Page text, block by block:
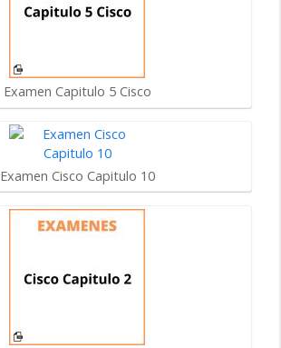
Examen Capitulo 5 Cisco
Examen Cisco Capitulo 10